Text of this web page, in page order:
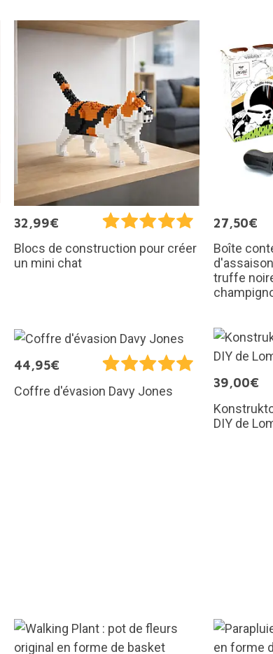
32,99€
Blocs de construction pour créer
un mini chat
27,50€
Boîte
truffe
44,95€
Coffre d'évasion Davy Jones
39,00€
DIY de